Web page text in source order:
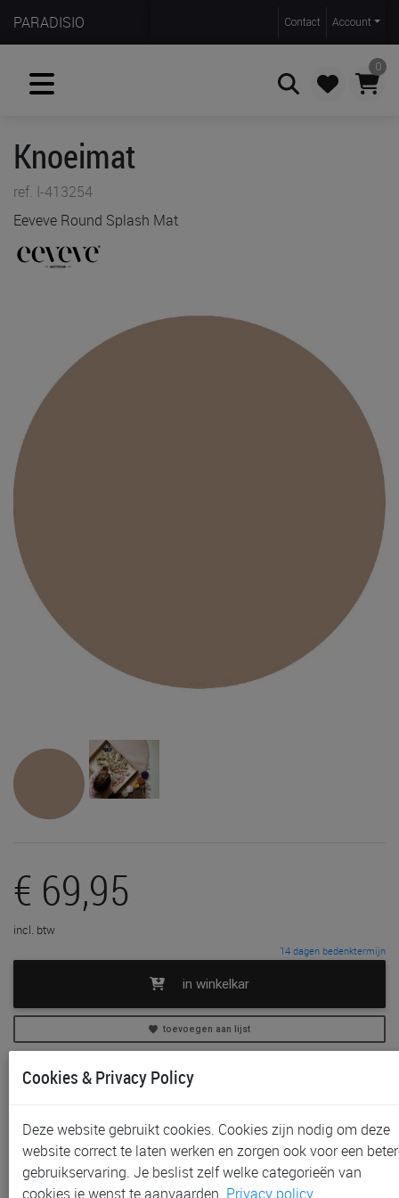
PARADISIO Contact Account
0
Knoeimat
ref. I-413254
Eeveve Round Splash Mat
€ 69,95
incl. btw
14 dagen bedenktermijn
in winkelkar
toevoegen aan lijst
In voorraad
Gratis (na bestelling) af te halen in onzewinkelte
Waregem
Gratis verzending vanaf € 80 *
Cookies & Privacy Policy
Deze website gebruikt cookies. Cookies zijn nodig om deze
website correct te laten werken en zorgen ook voor een
gebruikservaring. Je beslist zelf welke categorieën van
cookies je wenst te aanvaarden. Privacy policy